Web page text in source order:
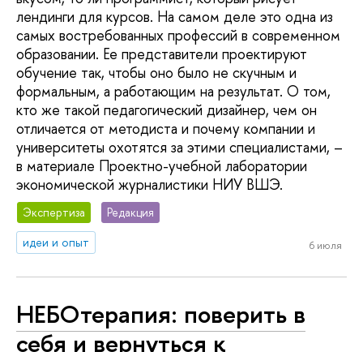
лендинги для курсов. На самом деле это одна из
самых востребованных профессий в современном
образовании. Ее представители проектируют
обучение так, чтобы оно было не скучным и
формальным, а работающим на результат. О том,
кто же такой педагогический дизайнер, чем он
отличается от методиста и почему компании и
университеты охотятся за этими специалистами, –
в материале Проектно-учебной лаборатории
экономической журналистики НИУ ВШЭ.
Экспертиза
Редакция
идеи и опыт
6 июля
НЕБОтерапия: поверить в
себя и вернуться к